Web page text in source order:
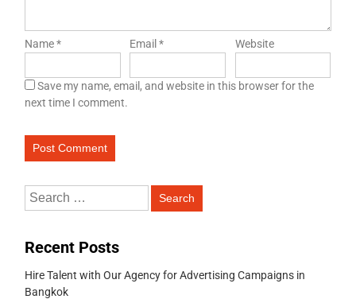
Name* Email* Website
Save my name, email, and website in this browser for the
next time I comment.
Recent Posts
Hire Talent with Our Agency for Advertising Campaigns in
Bangkok